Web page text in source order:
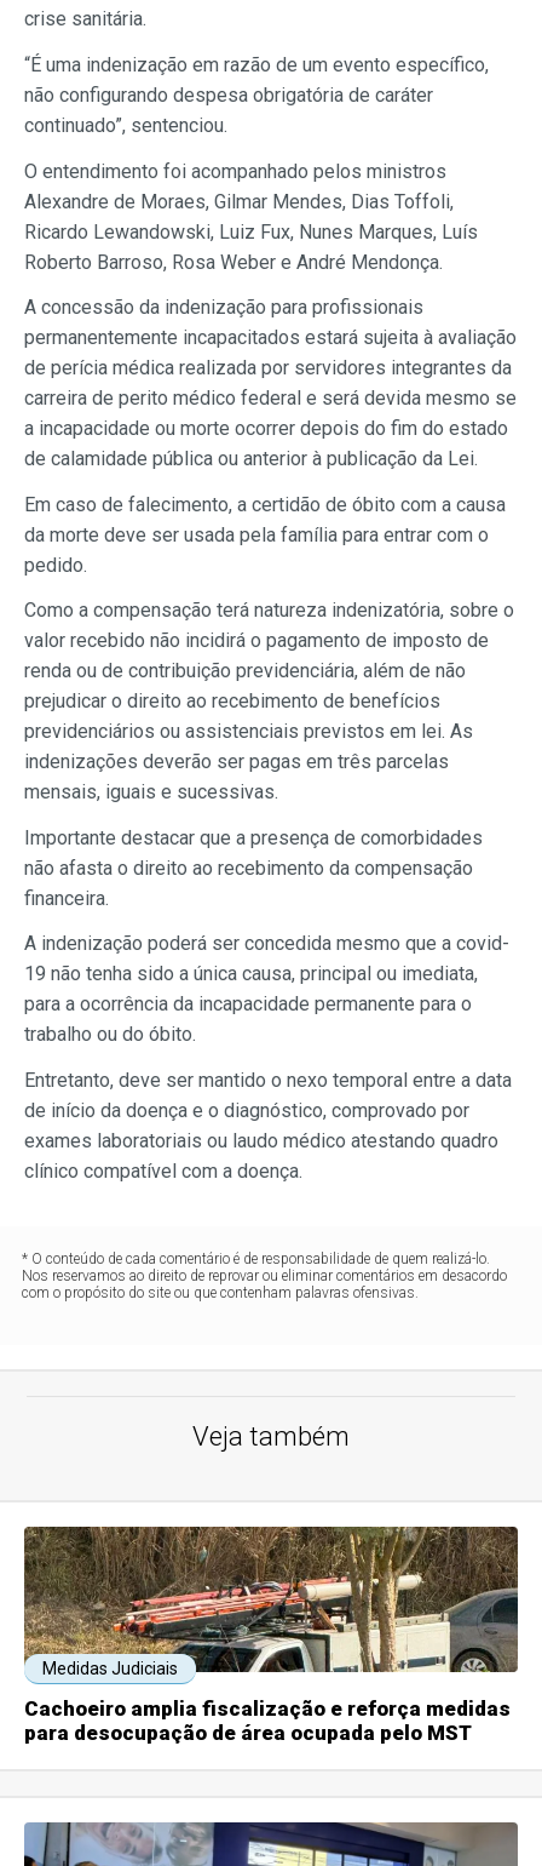
crise sanitária.
“É uma indenização em razão de um evento específico,
não configurando despesa obrigatória de caráter
continuado”, sentenciou.
O entendimento foi acompanhado pelos ministros
Alexandre de Moraes, Gilmar Mendes, Dias Toffoli,
Ricardo Lewandowski, Luiz Fux, Nunes Marques, Luís
Roberto Barroso, Rosa Weber e André Mendonça.
A concessão da indenização para profissionais
permanentemente incapacitados estará sujeita à avaliação
de perícia médica realizada por servidores integrantes da
carreira de perito médico federal e será devida mesmo se
a incapacidade ou morte ocorrer depois do fim do estado
de calamidade pública ou anterior à publicação da Lei.
Em caso de falecimento, a certidão de óbito com a causa
da morte deve ser usada pela família para entrar com o
pedido.
Como a compensação terá natureza indenizatória, sobre o
valor recebido não incidirá o pagamento de imposto de
renda ou de contribuição previdenciária, além de não
prejudicar o direito ao recebimento de benefícios
previdenciários ou assistenciais previstos em lei. As
indenizações deverão ser pagas em três parcelas
mensais, iguais e sucessivas.
Importante destacar que a presença de comorbidades
não afasta o direito ao recebimento da compensação
financeira.
A indenização poderá ser concedida mesmo que a covid-
19 não tenha sido a única causa, principal ou imediata,
para a ocorrência da incapacidade permanente para o
trabalho ou do óbito.
Entretanto, deve ser mantido o nexo temporal entre a data
de início da doença e o diagnóstico, comprovado por
exames laboratoriais ou laudo médico atestando quadro
clínico compatível com a doença.
* O conteúdo de cada comentário é de responsabilidade de quem realizá-lo.
Nos reservamos ao direito de reprovar ou eliminar comentários em desacordo
com o propósito do site ou que contenham palavras ofensivas.
Veja também
Medidas Judiciais
Cachoeiro amplia fiscalização e reforça medidas
para desocupação de área ocupada pelo MST